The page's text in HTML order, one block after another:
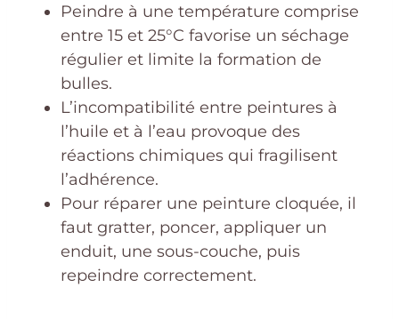
Peindre à une température comprise
entre 15 et 25°C favorise un séchage
régulier et limite la formation de
bulles.
L’incompatibilité entre peintures à
l’huile et à l’eau provoque des
réactions chimiques qui fragilisent
l’adhérence.
Pour réparer une peinture cloquée, il
faut gratter, poncer, appliquer un
enduit, une sous-couche, puis
repeindre correctement.